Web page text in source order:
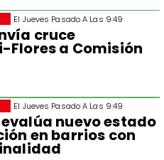
El Jueves Pasado A Las 9:49
cruce
Flores a Comisión
El Jueves Pasado A Las 9:49
nuevo estado
en barrios con